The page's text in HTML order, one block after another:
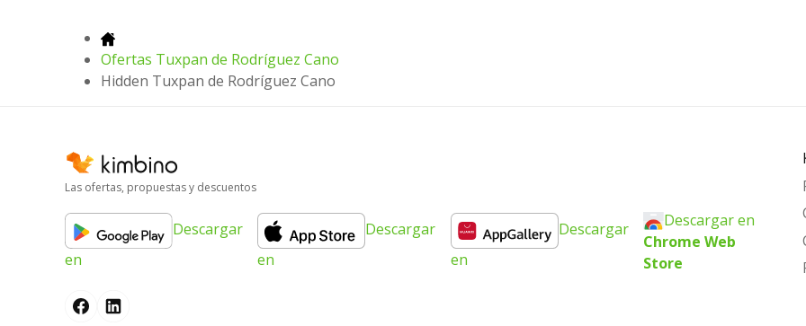
Ofertas Tuxpan de Rodríguez Cano
Hidden Tuxpan de Rodríguez Cano
Las ofertas, propuestas y descuentos
Descargar
en
Descargar
en
Descargar
en
Descargar en
Chrome Web
Store